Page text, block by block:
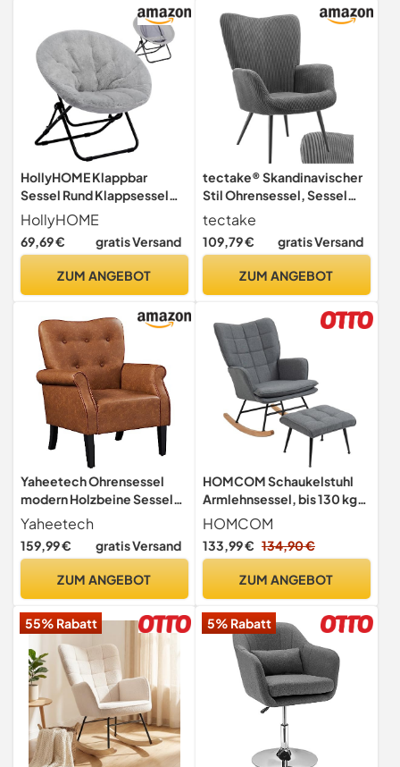
HollyHOME Klappbar
Sessel Rund Klappsessel
Wohnzimmer Ohrensessel
Runder Loungesessel
Mondsessel Relaxsessel
Schlafzimmer Plüsch, Grau
HollyHOME
69,69 € gratis Versand
ZUM ANGEBOT
tectake® Skandinavischer
Stil Ohrensessel, Sessel
Hygge mit Breitcordbezug,
Sessel Wohnzimmer,
Schlafzimmer,
Piece Loungesessel,
anthrazit/schwarz
tectake
109,79 € gratis Versand
ZUM ANGEBOT
Yaheetech Ohrensessel
modern Holzbeine Sessel
Polstersessel
Fernsehsessel mit
Armlehnen Einzelsofa
Yaheetech
159,99 € gratis Versand
ZUM ANGEBOT
HOMCOM Schaukelstuhl
Armlehnsessel, bis 130 kg
Belastbarkeit, Grau
HOMCOM
133,99 € 134,90 €
ZUM ANGEBOT
55% Rabatt 5% Rabatt